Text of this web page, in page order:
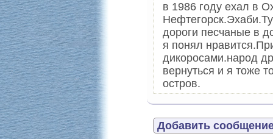
в 1986 году ехал в
дороги песчаные в
я понял
дикоросами.народ
вернуться и я тоже
остров.
Добавить